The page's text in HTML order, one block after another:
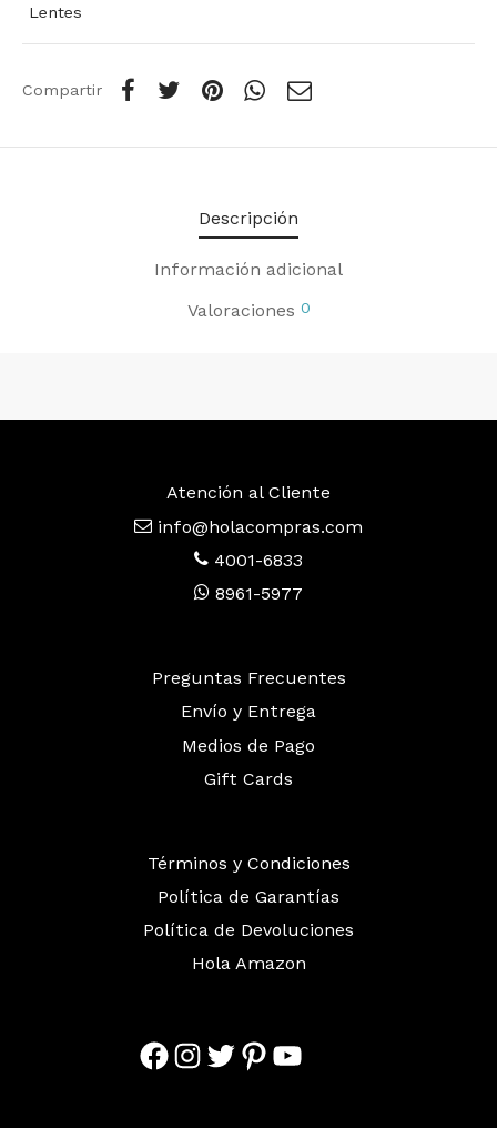
Lentes
Compartir
Descripción
Información adicional
Valoraciones 0
Atención al Cliente
info@holacompras.com
4001-6833
8961-5977
Preguntas Frecuentes
Envío y Entrega
Medios de Pago
Gift Cards
Términos y Condiciones
Política de Garantías
Política de Devoluciones
Hola Amazon
Facebook
Instagram
Twitter
Pinterest